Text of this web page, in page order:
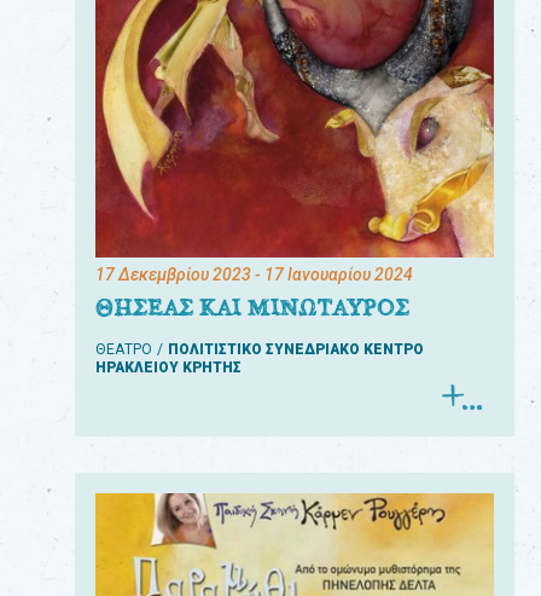
17 Δεκεμβρίου 2023- 17 Ιανουαρίου 2024
ΘΗΣΕΑΣ ΚΑΙ ΜΙΝΩΤΑΥΡΟΣ
ΘΕΑΤΡΟ
ΠΟΛΙΤΙΣΤΙΚΟ ΣΥΝΕΔΡΙΑΚΟ ΚΕΝΤΡΟ
ΗΡΑΚΛΕΙΟΥ ΚΡΗΤΗΣ